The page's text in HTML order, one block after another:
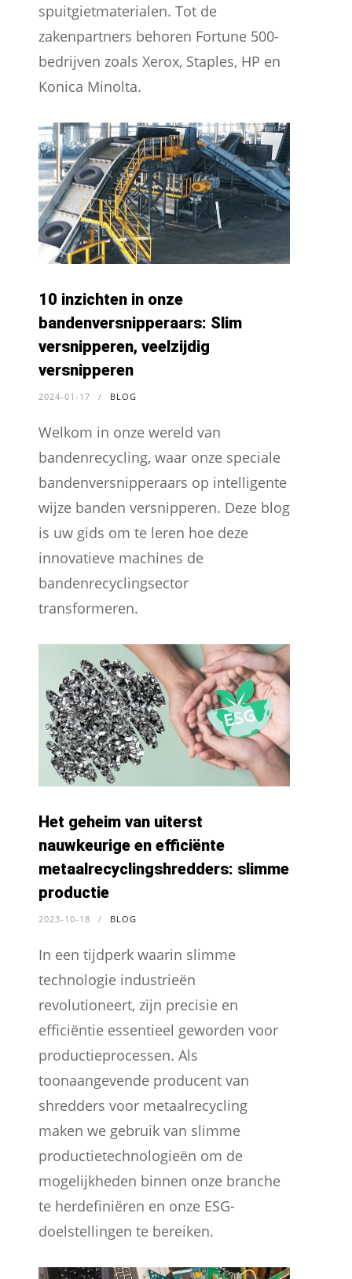
spuitgietmaterialen. Tot de
zakenpartners behoren Fortune 500-
bedrijven zoals Xerox, Staples, HP en
Konica Minolta.
10 inzichten in onze
bandenversnipperaars: Slim
versnipperen, veelzijdig
versnipperen
2024-01-17 / BLOG
Welkom in onze wereld van
bandenrecycling, waar onze speciale
bandenversnipperaars op intelligente
wijze banden versnipperen. Deze blog
is uw gids om te leren hoe deze
innovatieve machines de
bandenrecyclingsector
transformeren.
Het geheim van uiterst
nauwkeurige en efficiënte
metaalrecyclingshredders: slimme
productie
2023-10-18 / BLOG
In een tijdperk waarin slimme
technologie industrieën
revolutioneert, zijn precisie en
efficiëntie essentieel geworden voor
productieprocessen. Als
toonaangevende producent van
shredders voor metaalrecycling
maken we gebruik van slimme
productietechnologieën om de
mogelijkheden binnen onze branche
te herdefiniëren en onze ESG-
doelstellingen te bereiken.